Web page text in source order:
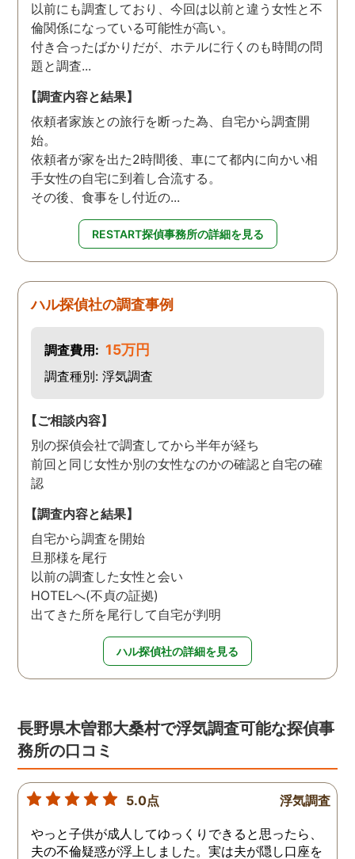
以前にも調査しており、今回は以前と違う女性と不
倫関係になっている可能性が高い。
付き合ったばかりだが、ホテルに行くのも時間の問
題と調査...
【調査内容と結果】
依頼者家族との旅行を断った為、自宅から調査開
始。
依頼者が家を出た2時間後、車にて都内に向かい相
手女性の自宅に到着し合流する。
その後、食事をし付近の...
RESTART探偵事務所の詳細を見る
ハル探偵社の調査事例
調査費用: 15万円
調査種別: 浮気調査
【ご相談内容】
別の探偵会社で調査してから半年が経ち
前回と同じ女性か別の女性なのかの確認と自宅の確
認
【調査内容と結果】
自宅から調査を開始
旦那様を尾行
以前の調査した女性と会い
HOTELへ(不貞の証拠)
出てきた所を尾行して自宅が判明
ハル探偵社の詳細を見る
長野県木曽郡大桑村で浮気調査可能な探偵事
務所の口コミ
5.0点 浮気調査
やっと子供が成人してゆっくりできると思ったら、
夫の不倫疑惑が浮上しました。実は夫が隠し口座を